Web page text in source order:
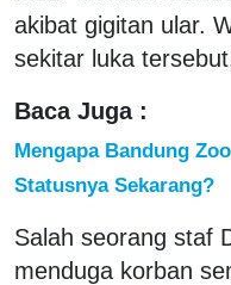
akibat gigitan ular.
sekitar luka
Baca Juga :
Mengapa Bandung
Statusnya Sekarang?
Salah seorang staf
menduga korban